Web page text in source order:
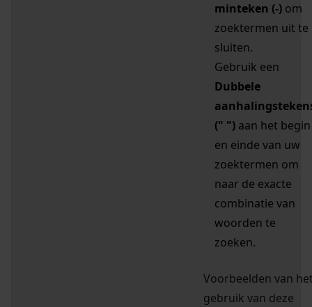
minteken (-) om
zoektermen uit te
sluiten.
Gebruik een
Dubbele
(" ") aan het begin
en einde van uw
zoektermen om
naar de exacte
combinatie van
woorden te
zoeken.
Voorbeelden van
gebruik van deze